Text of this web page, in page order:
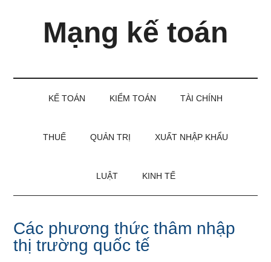
Mạng kế toán
KẾ TOÁN KIỂM TOÁN TÀI CHÍNH
THUẾ QUẢN TRỊ XUẤT NHẬP KHẨU
LUẬT KINH TẾ
Các phương thức thâm nhập
thị trường quốc tế